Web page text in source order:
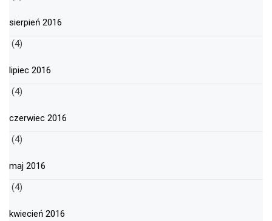
sierpień 2016
(4)
lipiec 2016
(4)
czerwiec 2016
(4)
maj 2016
(4)
kwiecień 2016